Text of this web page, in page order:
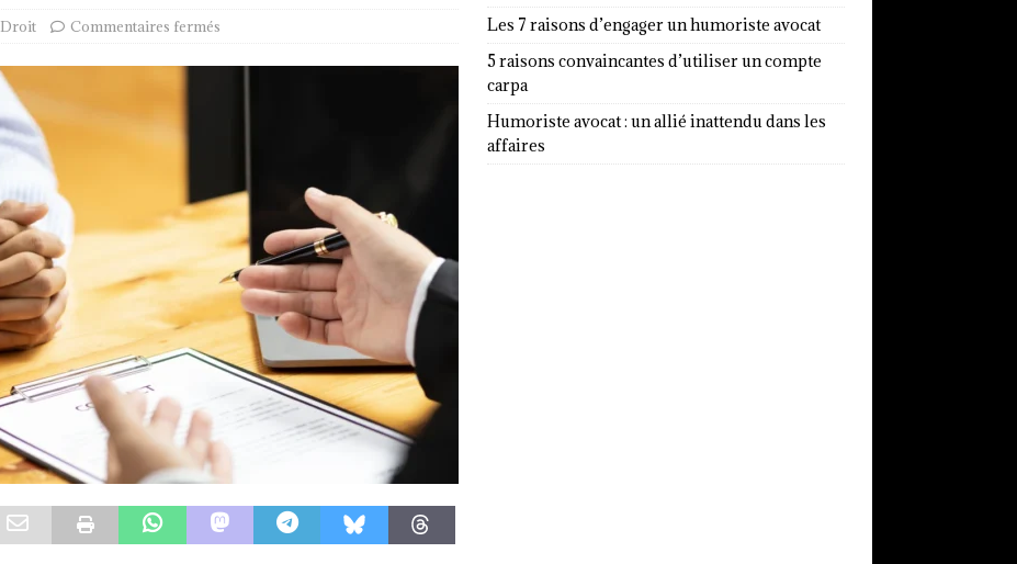
Droit Commentaires fermés
Les 7 raisons d’engager un humoriste avocat
5 raisons convaincantes d’utiliser un compte
carpa
Humoriste avocat : un allié inattendu dans les
affaires